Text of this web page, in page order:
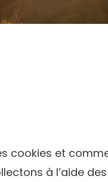
cookies et
à l’aide